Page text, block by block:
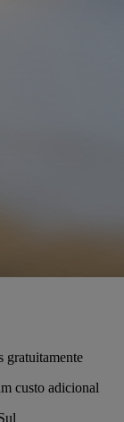
gratuitamente
custo adicional